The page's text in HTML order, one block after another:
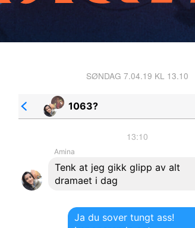
SØNDAG 7.04.19 KL 13.10
1063?
13:10
Amina
Tenk at jeg gikk glipp av alt
dramaet i dag
Ja du sover tungt ass!